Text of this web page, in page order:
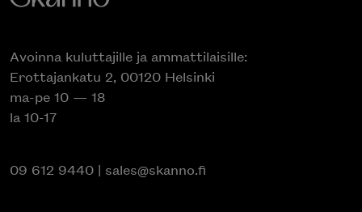
Avoinna kuluttajille ja ammattilaisille:
Erottajankatu 2, 00120 Helsinki
ma-pe 10 — 18
la 10-17
09 612 9440 | sales@skanno.fi